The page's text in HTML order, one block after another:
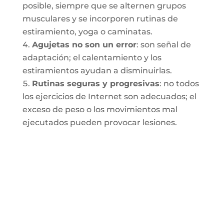
posible, siempre que se alternen grupos
musculares y se incorporen rutinas de
estiramiento, yoga o caminatas.
Agujetas no son un error: son señal de
adaptación; el calentamiento y los
estiramientos ayudan a disminuirlas.
Rutinas seguras y progresivas: no todos
los ejercicios de Internet son adecuados; el
exceso de peso o los movimientos mal
ejecutados pueden provocar lesiones.